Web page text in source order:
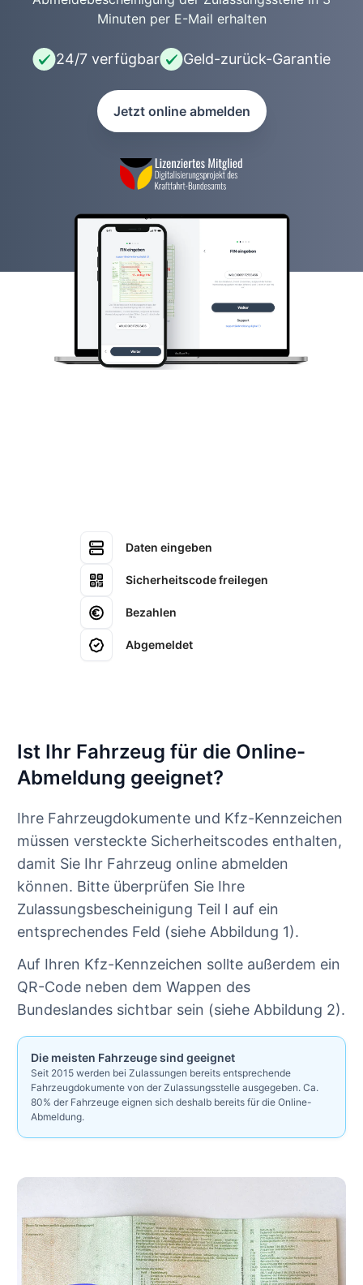
Minuten per E-Mail erhalten
24/7 verfügbar Geld-zurück-Garantie
Jetzt online abmelden
Daten eingeben
Sicherheitscode freilegen
Bezahlen
Abgemeldet
Ist Ihr Fahrzeug für die Online-
Abmeldung geeignet?
Ihre Fahrzeugdokumente und Kfz-Kennzeichen
müssen versteckte Sicherheitscodes enthalten,
damit Sie Ihr Fahrzeug online abmelden
können. Bitte überprüfen Sie Ihre
Zulassungsbescheinigung Teil I auf ein
entsprechendes Feld (siehe Abbildung 1).
Auf Ihren Kfz-Kennzeichen sollte außerdem ein
QR-Code neben dem Wappen des
Bundeslandes sichtbar sein (siehe Abbildung 2).
Die meisten Fahrzeuge sind geeignet
Seit 2015 werden bei Zulassungen bereits entsprechende
Fahrzeugdokumente von der Zulassungsstelle ausgegeben. Ca.
80% der Fahrzeuge eignen sich deshalb bereits für die Online-
Abmeldung.